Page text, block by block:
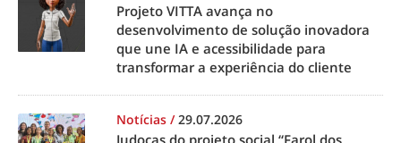
Projeto VITTA avança no
desenvolvimento de solução inovadora
que une IA e acessibilidade para
transformar a experiência do cliente
Notícias /29.07.2026
Judocas do projeto social “Farol dos